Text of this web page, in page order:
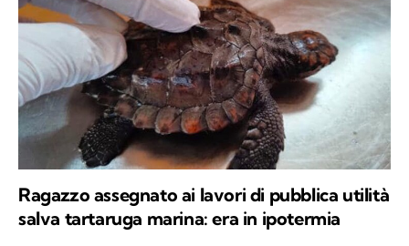
Ragazzo assegnato ai lavori di pubblica utilità
salva tartaruga marina: era in ipotermia